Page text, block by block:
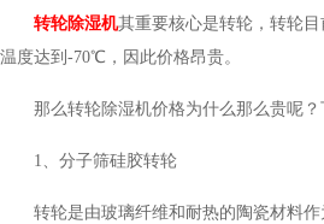
转轮除湿机其重要核心是转轮，转
温度达到-70℃，因此价格昂贵。
那么转轮除湿机价格为什么那么贵呢
1、分子筛硅胶转轮
转轮是由玻璃纤维和耐热的陶瓷材料作为